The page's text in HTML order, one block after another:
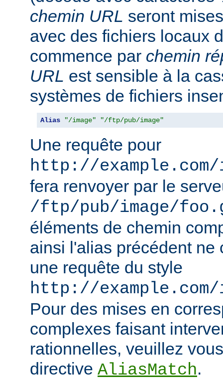
chemin URL seront
avec des fichiers locaux
commence par chemin
URL est sensible à la
systèmes de fichiers
Alias "/image" "/ftp/pub/image"
Une requête pour
http://
fera renvoyer par le
/ftp/pub/image/
éléments de chemin
ainsi l'alias précédent ne
une requête du style
http://
Pour des mises en
complexes faisant
rationnelles, veuillez
directive AliasMatch.